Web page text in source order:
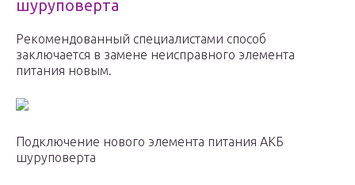
шуруповерта
Рекомендованный специалистами способ
заключается в замене неисправного элемента
питания новым.
Подключение нового элемента питания АКБ
шуруповерта